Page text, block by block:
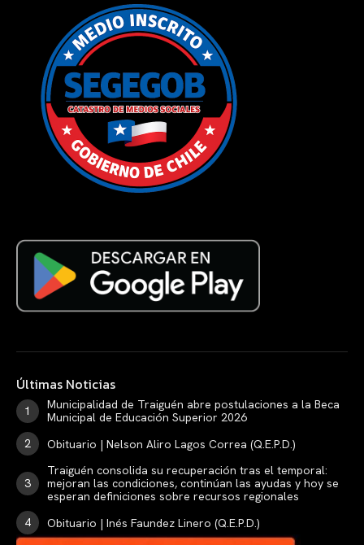
Últimas Noticias
Municipalidad de Traiguén abre postulaciones a la Beca
Municipal de Educación Superior 2026
Obituario | Nelson Aliro Lagos Correa (Q.E.P.D.)
Traiguén consolida su recuperación tras el temporal:
mejoran las condiciones, continúan las ayudas y hoy se
esperan definiciones sobre recursos regionales
Obituario | Inés Faundez Linero (Q.E.P.D.)